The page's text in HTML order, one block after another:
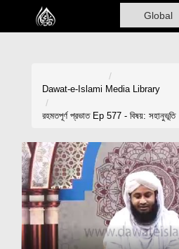
Home
Volunteer Portal
Rohani Ilaj
Donation
Dawat-e-Islami Media Library
রহমতপূর্ণ প্রভাত Ep 577 - বিষয়: সহানুভূতি